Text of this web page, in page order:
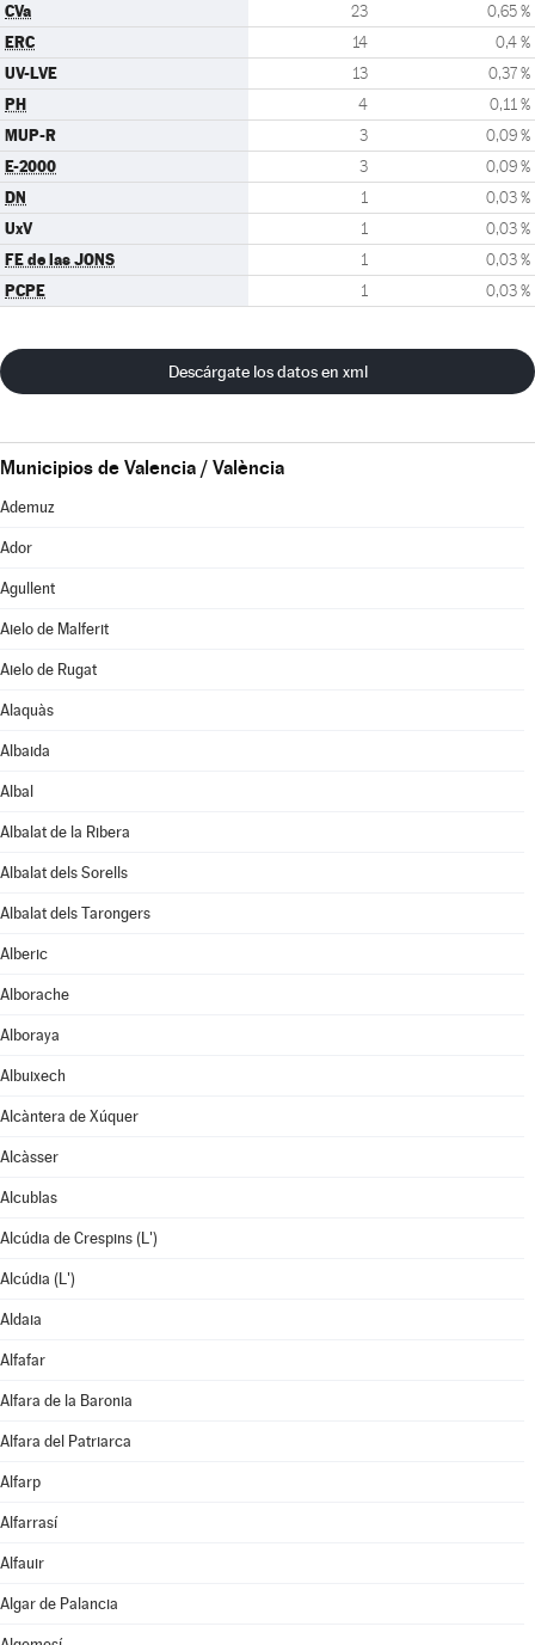
CVa 23 0,65 %
ERC 14 0,4 %
UV-LVE 13 0,37 %
PH 4 0,11 %
MUP-R 3 0,09 %
E-2000 3 0,09 %
DN 1 0,03 %
UxV 1 0,03 %
FE de las JONS 1 0,03 %
PCPE 1 0,03 %
Descárgate los datos en xml
Municipios de Valencia / València
Ademuz
Ador
Agullent
Aielo de Malferit
Aielo de Rugat
Alaquàs
Albaida
Albal
Albalat de la Ribera
Albalat dels Sorells
Albalat dels Tarongers
Alberic
Alborache
Alboraya
Albuixech
Alcàntera de Xúquer
Alcàsser
Alcublas
Alcúdia de Crespins (L')
Alcúdia (L')
Aldaia
Alfafar
Alfara de la Baronia
Alfara del Patriarca
Alfarp
Alfarrasí
Alfauir
Algar de Palancia